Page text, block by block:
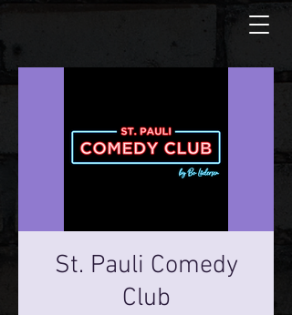
St. Pauli Comedy
Club